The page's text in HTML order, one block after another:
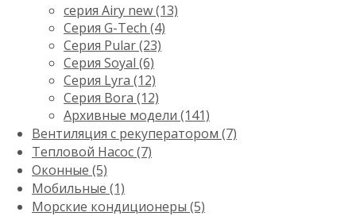
серия Airy new (13)
Серия G-Tech (4)
Серия Pular (23)
Cерия Soyal (6)
Серия Lyra (12)
Серия Bora (12)
Архивные модели (141)
Вентиляция с рекуператором (7)
Тепловой Насос (7)
Оконные (5)
Мобильные (1)
Морские кондиционеры (5)